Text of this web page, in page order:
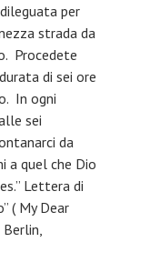
per
strada da
Procedete
di sei ore
In ogni
sei
da
a quel che Dio
Lettera di
( My Dear